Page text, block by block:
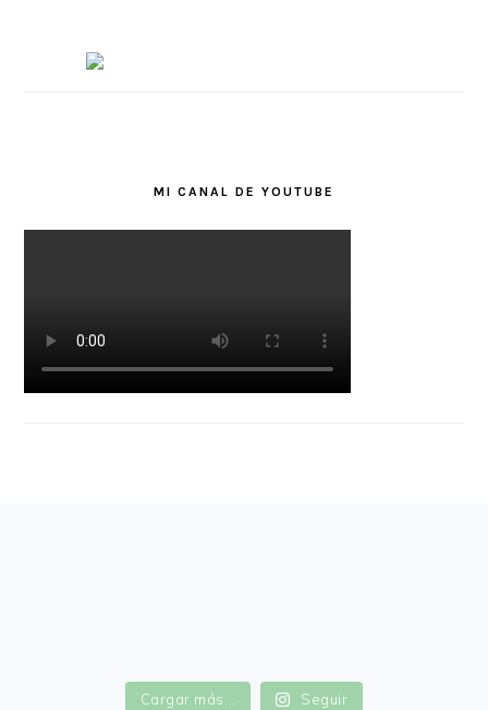
MI CANAL DE YOUTUBE
Cargar más... Seguir